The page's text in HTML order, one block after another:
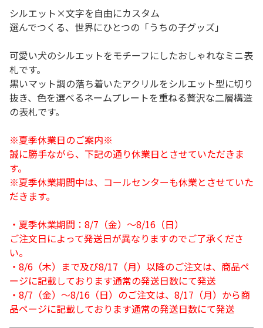
シルエット×文字を自由にカスタム
選んでつくる、世界にひとつの「うちの子グッズ」
可愛い犬のシルエットをモチーフにしたおしゃれなミニ表
札です。
黒いマット調の落ち着いたアクリルをシルエット型に切り
抜き、色を選べるネームプレートを重ねる贅沢な二層構造
の表札です。
※夏季休業日のご案内※
誠に勝手ながら、下記の通り休業日とさせていただきま
す。
※夏季休業期間中は、コールセンターも休業とさせていた
だきます。
・夏季休業期間：8/7（金）～8/16（日）
ご注文日によって発送日が異なりますのでご了承くださ
い。
・8/6（木）まで及び8/17（月）以降のご注文は、商品ペ
ージに記載しております通常の発送日数にて発送
・8/7（金）～8/16（日）のご注文は、8/17（月）から商
品ページに記載しております通常の発送日数にて発送